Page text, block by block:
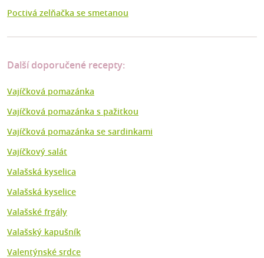
Poctivá zelňačka se smetanou
Další doporučené recepty:
Vajíčková pomazánka
Vajíčková pomazánka s pažitkou
Vajíčková pomazánka se sardinkami
Vajíčkový salát
Valašská kyselica
Valašská kyselice
Valašské frgály
Valašský kapušník
Valentýnské srdce